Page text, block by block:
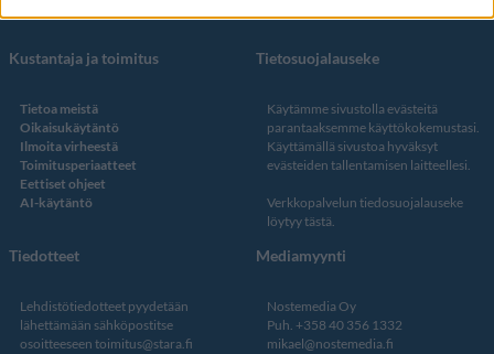
Kustantaja ja toimitus
Tietoa meistä
Oikaisukäytäntö
Ilmoita virheestä
Toimitusperiaatteet
Eettiset ohjeet
AI-käytäntö
Tietosuojalauseke
Käytämme sivustolla evästeitä
parantaaksemme käyttökokemustasi.
Käyttämällä sivustoa hyväksyt
evästeiden tallentamisen laitteellesi.
Verkkopalvelun tiedosuojalauseke
löytyy tästä
Tiedotteet
Lehdistötiedotteet pyydetään
lähettämään sähköpostitse
osoitteeseen toimitus@stara.fi
Mediamyynti
Nostemedia Oy
Puh. +358 40 356 1332
mikael@nostemedia.fi